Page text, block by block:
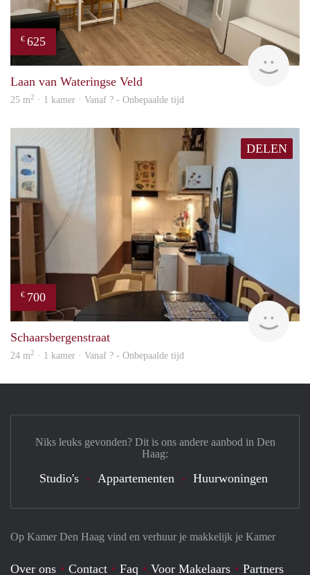
€ 625
Laan van Wateringse Veld
25 m2 · 1 kamer · Vanaf ? - Onbepaalde tijd
DELEN
€ 700
Schaarsbergenstraat
24 m2 · 1 kamer · Vanaf ? - Onbepaalde tijd
Op Kamer Den Haag vind en verhuur je makkelijk je Kamer
Over ons Contact Faq Voor Makelaars Partners
Niks leuks gevonden? Dit is ons andere aanbod in Den
Haag:
Studio's Appartementen Huurwoningen